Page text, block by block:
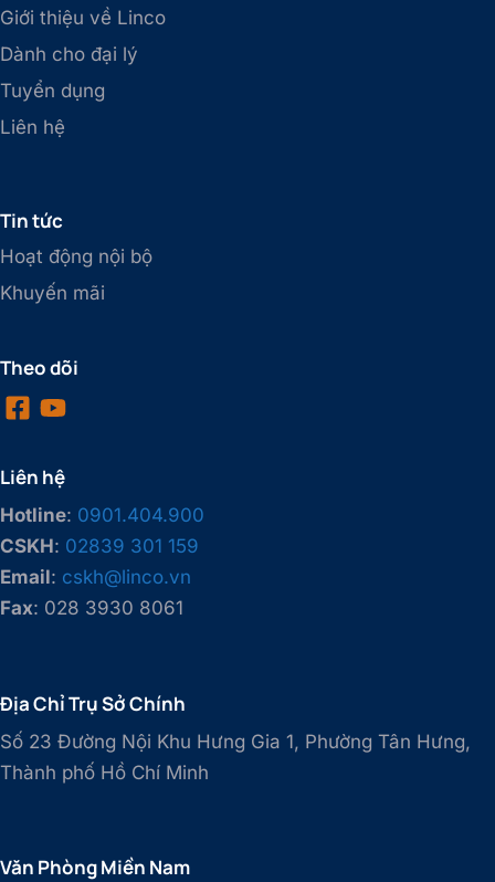
Giới thiệu về Linco
Dành cho đại lý
Tuyển dụng
Liên hệ
Tin tức
Hoạt động nội bộ
Khuyến mãi
Theo dõi
Liên hệ
Hotline: 0901.404.900
CSKH: 02839 301 159
Email: cskh@linco.vn
Fax: 028 3930 8061
Địa Chỉ Trụ Sở Chính
Số 23 Đường Nội Khu Hưng Gia 1, Phường Tân Hưng,
Thành phố Hồ Chí Minh
Văn Phòng Miền Nam